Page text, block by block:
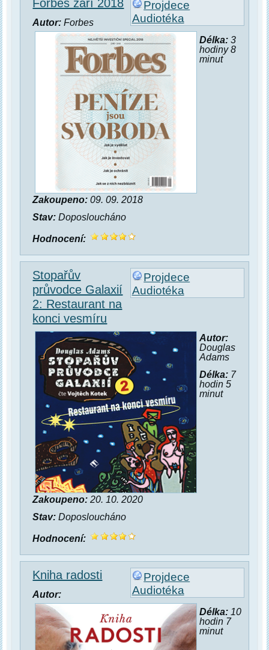
Projdece
Audiotéka
Forbes září 2018
Autor: Forbes
Délka:3
hodiny 8
minut
Zakoupeno: 09. 09. 2018
Stav: Doposloucháno
Hodnocení:
Projdece
Audiotéka
Stopařův
průvodce Galaxií
2: Restaurant na
konci vesmíru
Autor:
Douglas
Adams
Délka:7
hodin 5
minut
Zakoupeno: 20. 10. 2020
Stav: Doposloucháno
Hodnocení:
Projdece
Audiotéka
Kniha radosti
Autor:
Délka:10
hodin 7
minut